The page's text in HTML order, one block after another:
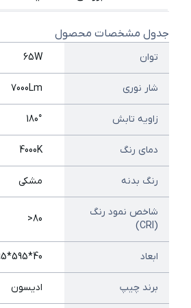
جدول مشخصات محصول
توان 65W
شار نوری 7000Lm
زاویه تابش 180°
دمای رنگ 4000K
رنگ بدنه مشکی
شاخص نمود رنگ
(CRI)
80<
ابعاد 40*595*595 mm
برند چیپ ادیسون